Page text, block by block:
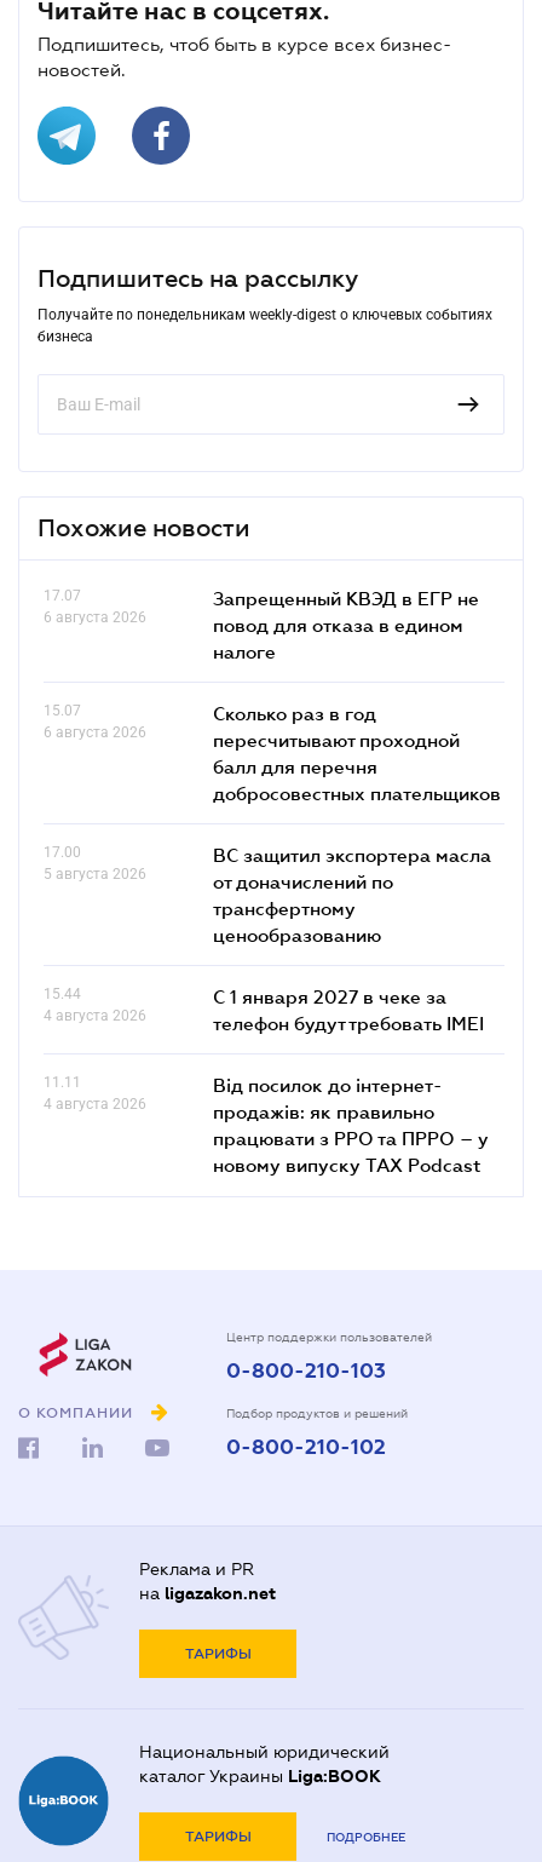
Читайте нас в соцсетях.
Подпишитесь, чтоб быть в курсе всех бизнес-
новостей.
Подпишитесь на рассылку
Получайте по понедельникам weekly-digest о ключевых событиях
бизнеса
Похожие новости
17.07
6 августа 2026
Запрещенный КВЭД в ЕГР не
повод для отказа в едином
налоге
15.07
6 августа 2026
Сколько раз в год
пересчитывают проходной
балл для перечня
добросовестных плательщиков
17.00
5 августа 2026
ВС защитил экспортера масла
от доначислений по
трансфертному
ценообразованию
15.44
4 августа 2026
С 1 января 2027 в чеке за
телефон будут требовать IMEI
11.11
4 августа 2026
Від посилок до інтернет-
продажів: як правильно
працювати з РРО та ПРРО – у
новому випуску TAX Podcast
О КОМПАНИИ
Центр поддержки пользователей
0-800-210-103
Подбор продуктов и решений
0-800-210-102
Реклама и PR
на ligazakon.net
ТАРИФЫ
Национальный юридический
каталог Украины Liga:BOOK
ТАРИФЫ ПОДРОБНЕЕ